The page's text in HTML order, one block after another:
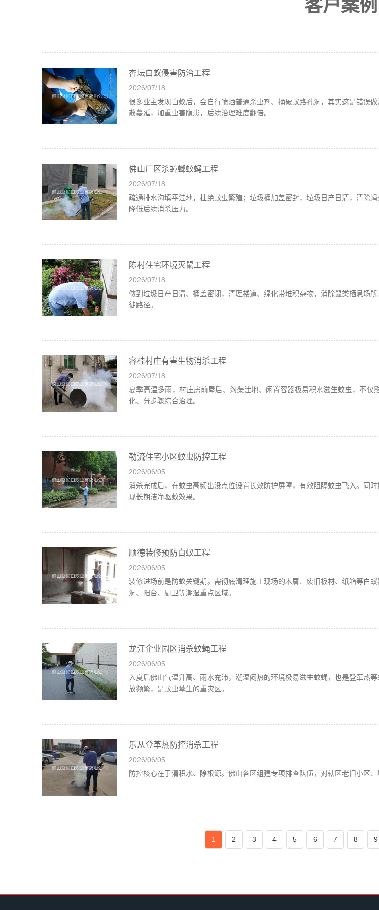
客户案例
杏坛白蚁侵害防治工程
2026/07/18
很多业主发现白蚁后，会自行喷洒普通杀虫剂、捅破蚁路孔洞，其实这是错误
散蔓延，加重虫害隐患，后续治理难度翻倍。
佛山厂区杀蟑螂蚊蝇工程
2026/07/18
疏通排水沟填平洼地，杜绝蚊虫繁殖；垃圾桶加盖密封，垃圾日产日清，清除
降低后续消杀压力。
陈村住宅环境灭鼠工程
2026/07/18
做到垃圾日产日清、桶盖密闭，清理楼道、绿化带堆积杂物，消除鼠类栖息场
徙路径。
容桂村庄有害生物消杀工程
2026/07/18
夏季高温多雨，村庄房前屋后、沟渠洼地、闲置容器极易积水滋生蚊虫，不
化、分步骤综合治理。
勒流住宅小区蚊虫防控工程
2026/06/05
消杀完成后，在蚊虫高频出没点位设置长效防护屏障，有效阻隔蚊虫飞入。同
现长期洁净驱蚊效果。
顺德装修预防白蚁工程
2026/06/05
装修进场前是防蚁关键期。需彻底清理施工现场的木屑、废旧板材、纸箱等白
洞、阳台、厨卫等潮湿重点区域。
龙江企业园区消杀蚊蝇工程
2026/06/05
入夏后佛山气温升高、雨水充沛，潮湿闷热的环境极易滋生蚊蝇，也是登革热
放频繁，是蚊虫孳生的重灾区。
乐从登革热防控消杀工程
2026/06/05
防控核心在于清积水、除根源。佛山各区组建专项排查队伍，对辖区老旧小区
1 2 3 4 5 6 7 8 9